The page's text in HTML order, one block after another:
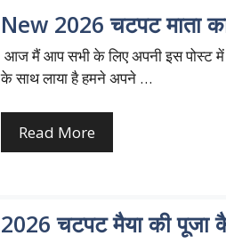
New 2026 चटपट माता
आज मैं आप सभी के लिए अपनी इस पोस्ट
के साथ लाया है हमने अपने …
Read More
2026 चटपट मैया की पूजा